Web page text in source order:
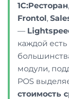
1С:Ресторан,
Frontol,
—
каждой
модули,
POS
стоимость